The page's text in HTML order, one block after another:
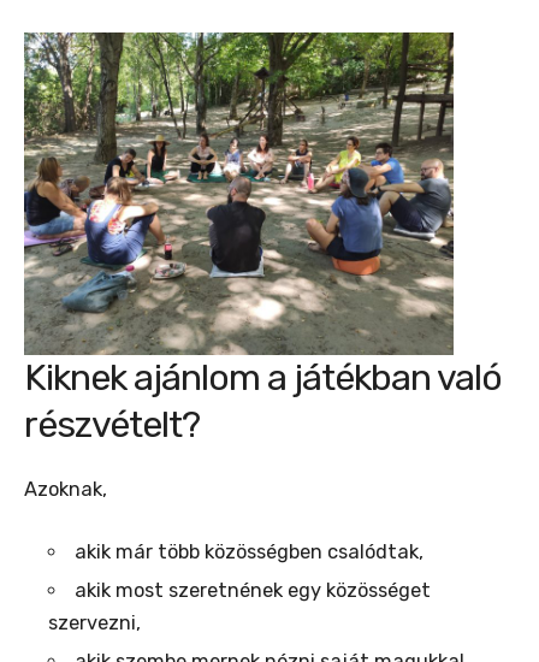
Kiknek ajánlom a játékban való
részvételt?
Azoknak,
akik már több közösségben csalódtak,
akik most szeretnének egy közösséget
szervezni,